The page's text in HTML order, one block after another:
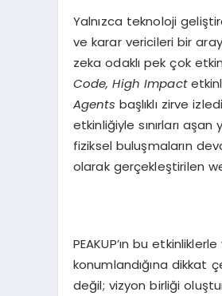
Yalnızca teknoloji
ve karar vericileri bir
zeka odaklı pek çok
Code, High Impact
Agents başlıklı zirve
etkinliğiyle sınırları
fiziksel buluşmaların
olarak gerçekleştirilen
PEAKUP’ın bu
konumlandığına dikkat
değil; vizyon birliği